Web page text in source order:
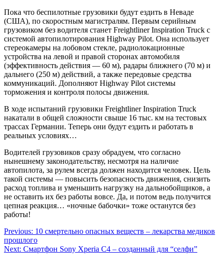
Пока что беспилотные грузовики будут ездить в Неваде
(США), по скоростным магистралям. Первым серийным
грузовиком без водителя станет Freightliner Inspiration Truck с
системой автопилотирования Highway Pilot. Она использует
стереокамеры на лобовом стекле, радиолокационные
устройства на левой и правой сторонах автомобиля
(эффективность действия — 60 м), радары ближнего (70 м) и
дальнего (250 м) действий, а также передовые средства
коммуникаций. Дополняют Highway Pilot системы
торможения и контроля полосы движения.
В ходе испытаний грузовики Freightliner Inspiration Truck
накатали в общей сложности свыше 16 тыс. км на тестовых
трассах Германии. Теперь они будут ездить и работать в
реальных условиях…
Водителей грузовиков сразу обрадуем, что согласно
нынешнему законодательству, несмотря на наличие
автопилота, за рулем всегда должен находится человек. Цель
такой системы — повысить безопасность движения, снизить
расход топлива и уменьшить нагрузку на дальнобойщиков, а
не оставить их без работы вовсе. Да, и потом ведь получится
цепная реакция… «ночные бабочки» тоже останутся без
работы!
Навігація
записів
Previous: 10 смертельно опасных веществ – лекарства медиков
прошлого
Next: Смартфон Sony Xperia C4 – созданный для “селфи”